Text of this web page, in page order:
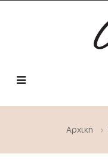
Toggle
☰
Αρχική